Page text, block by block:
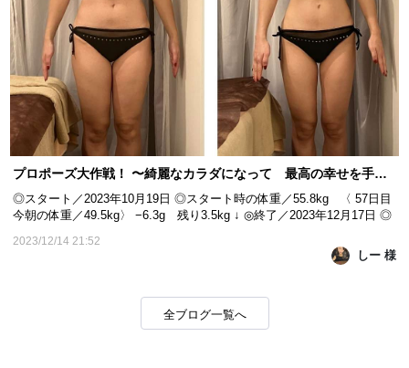
プロポーズ大作戦！ 〜綺麗なカラダになって 最高の幸せを手に入れる！〜 57日目
◎スタート／2023年10月19日 ◎スタート時の体重／55.8kg 〈 57日目
今朝の体重／49.5kg〉 −6.3g 残り3.5kg ↓ ◎終了／2023年12月17日 ◎
です☺ 今日は施術14回目の日でした😊 ビフォーアフターアフターは
2023/12/14 21:52
しー 様
全ブログ一覧へ